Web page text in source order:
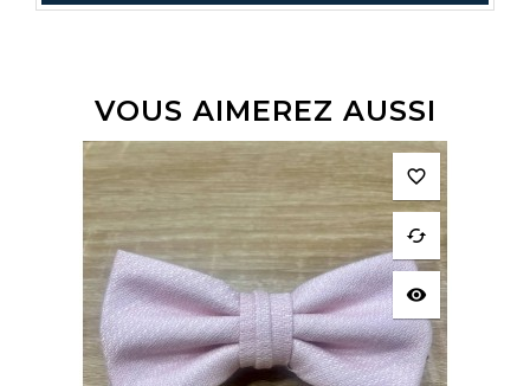
VOUS AIMEREZ AUSSI
favorite_border
cached
visibility